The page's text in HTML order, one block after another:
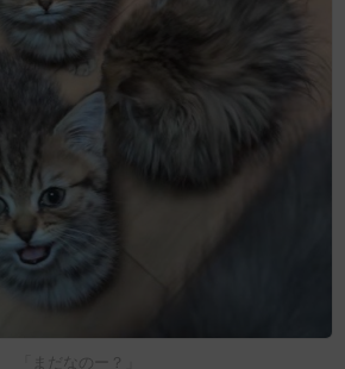
「まだなのー？」